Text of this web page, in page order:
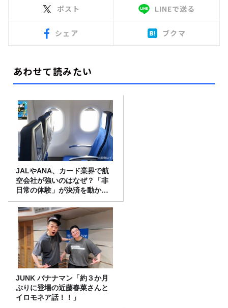
ポスト LINEで送る
シェア ブクマ
あわせて読みたい
JALやANA、カード業界で航
空会社が強いのはなぜ？「非
日常の体験」が決済を動かす
理由
JUNK バナナマン「約３か月
ぶりに登場の近藤春菜さんと
イロモネア話！！」